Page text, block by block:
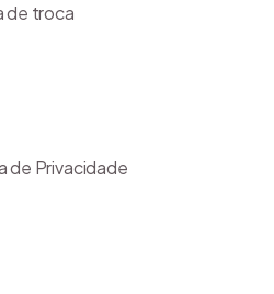
de troca
de Privacidade